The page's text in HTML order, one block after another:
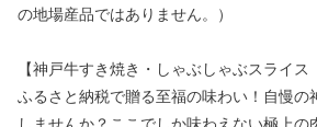
の地場産品ではありません。）
【神戸牛すき焼き・しゃぶしゃぶスライス
ふるさと納税で贈る至福の味わい！自慢の